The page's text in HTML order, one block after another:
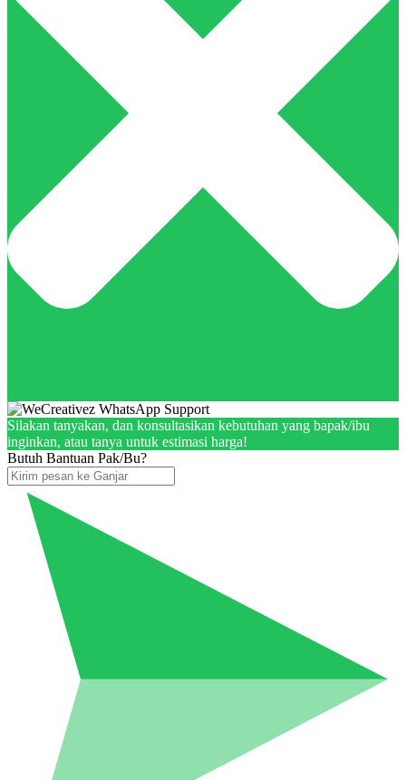
Silakan tanyakan, dan konsultasikan kebutuhan yang bapak/ibu
inginkan, atau tanya untuk estimasi harga!
Butuh Bantuan Pak/Bu?